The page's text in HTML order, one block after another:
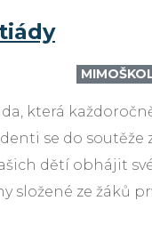
která
se do
dětí obhájit
složené ze žáků